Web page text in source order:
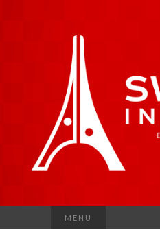
MENU